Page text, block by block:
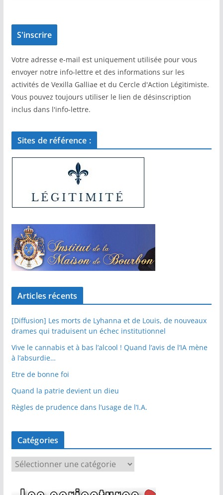
Votre adresse e-mail est uniquement utilisée pour vous
envoyer notre info-lettre et des informations sur les
activités de Vexilla Galliae et du Cercle d'Action Légitimiste.
Vous pouvez toujours utiliser le lien de désinscription
inclus dans l'info-lettre.
Sites de référence :
Articles récents
[Diffusion] Les morts de Lyhanna et de Louis, de nouveaux
drames qui traduisent un échec institutionnel
Vive le cannabis et à bas l’alcool ! Quand l’avis de l’IA mène
à l’absurdie…
Etre de bonne foi
Quand la patrie devient un dieu
Règles de prudence dans l’usage de l’I.A.
Catégories